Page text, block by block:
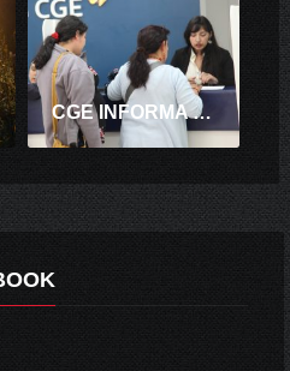
CGE INFORMA DE CIERRE DE OFICINAS COMERCIALES EN SANTA CRUZ Y SAN VICENTE POR CUARENTENA